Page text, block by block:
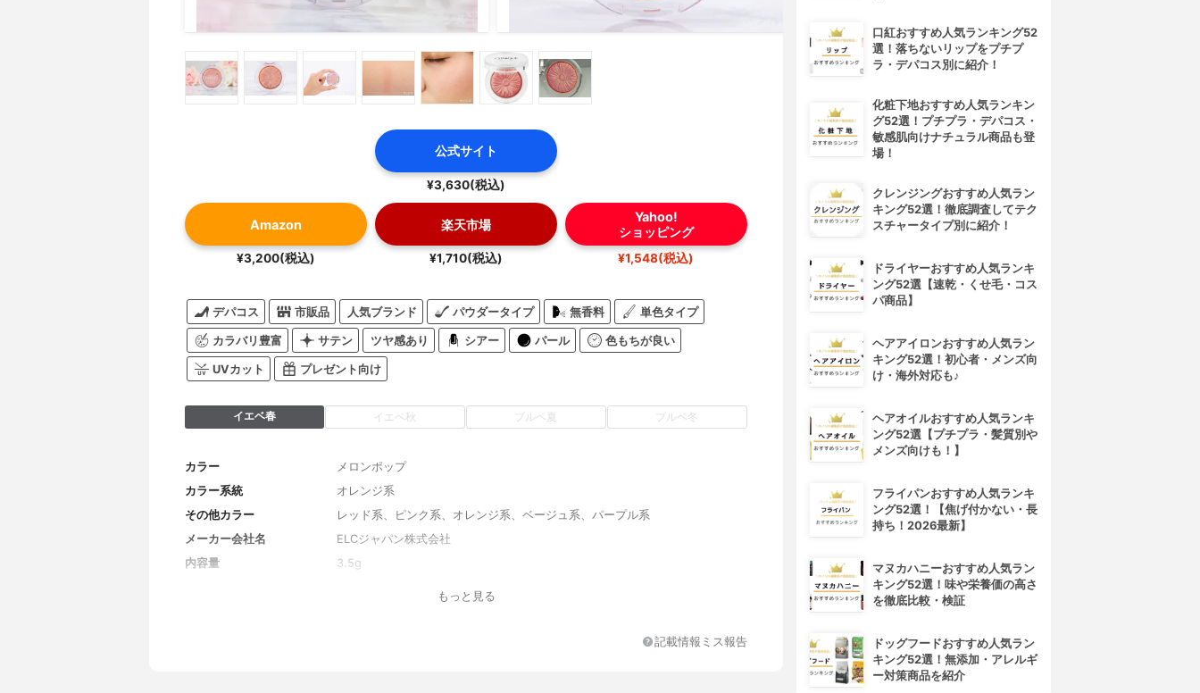
公式サイト
¥3,630(税込)
Amazon
¥3,200(税込)
楽天市場
¥1,710(税込)
Yahoo!
ショッピング
¥1,548(税込)
デパコス 市販品 人気ブランド パウダータイプ 無香料 単色タイプ
カラバリ豊富 サテン ツヤ感あり シアー パール 色もちが良い
UVカット プレゼント向け
イエベ春 イエベ秋 ブルベ夏 ブルベ冬
カラー
メロンポップ
カラー系統
オレンジ系
その他カラー
レッド系、ピンク系、オレンジ系、ベージュ系、パープル系
メーカー会社名
ELCジャパン株式会社
内容量
3.5g
もっと見る
記載情報ミス報告
口紅おすすめ人気ランキング52
選！落ちないリップをプチプ
ラ・デパコス別に紹介！
化粧下地おすすめ人気ランキン
グ52選！プチプラ・デパコス・
敏感肌向けナチュラル商品も登
場！
クレンジングおすすめ人気ラン
キング52選！徹底調査してテク
スチャータイプ別に紹介！
ドライヤーおすすめ人気ランキ
ング52選【速乾・くせ毛・コス
パ商品】
ヘアアイロンおすすめ人気ラン
キング52選！初心者・メンズ向
け・海外対応も♪
ヘアオイルおすすめ人気ランキ
ング52選【プチプラ・髪質別や
メンズ向けも！】
フライパンおすすめ人気ランキ
ング52選！【焦げ付かない・長
持ち！2026最新】
マヌカハニーおすすめ人気ラン
キング52選！味や栄養価の高さ
を徹底比較・検証
ドッグフードおすすめ人気ラン
キング52選！無添加・アレルギ
ー対策商品を紹介